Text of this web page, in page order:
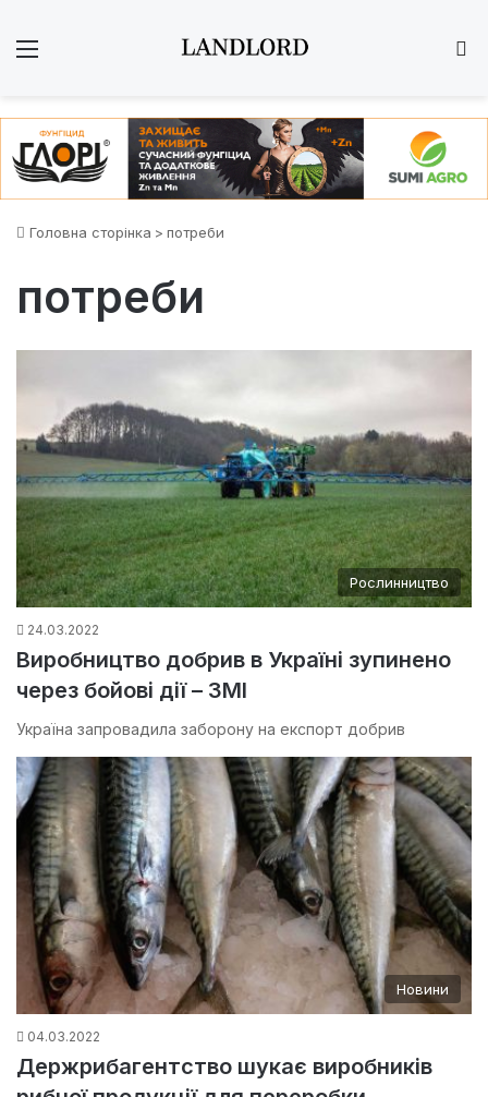
Головна сторінка > потреби
потреби
Рослинництво
24.03.2022
Виробництво добрив в Україні зупинено
через бойові дії – ЗМІ
Україна запровадила заборону на експорт добрив
Новини
04.03.2022
Держрибагентство шукає виробників